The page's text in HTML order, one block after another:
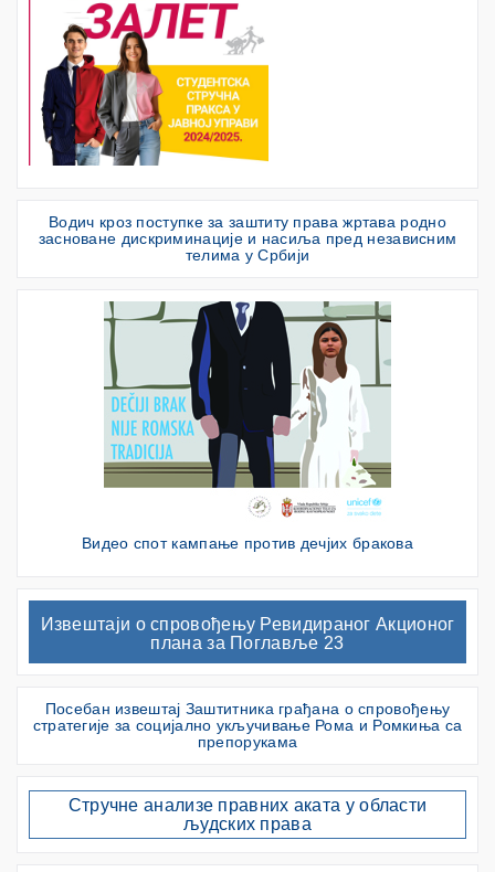
Водич кроз поступке за заштиту права жртава родно
засноване дискриминације и насиља пред независним
телима у Србији
Видео спот кампање против дечјих бракова
Извештаји о спровођењу Ревидираног Акционог
плана за Поглавље 23
Посебан извештај Заштитника грађана о спровођењу
стратегије за социјално укључивање Рома и Ромкиња са
препорукама
Стручне анализе правних аката у области
људских права